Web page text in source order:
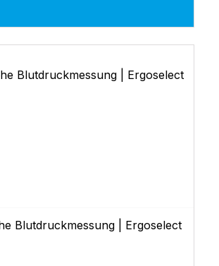
Blutdruckmessung | Ergoselect